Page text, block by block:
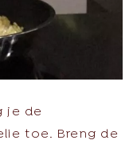
je de
toe. Breng de